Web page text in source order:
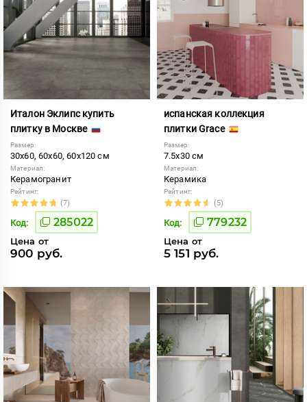
Италон Эклипс купить
плитку в Москве
Размер:
30x60, 60x60, 60x120 см
Материал:
Керамогранит
Рейтинг:
(7)
Код: 285022
Цена от
900 руб.
испанская коллекция
плитки Grace
Размер:
7.5x30 см
Материал:
Керамика
Рейтинг:
(5)
Код: 779232
Цена от
5 151 руб.